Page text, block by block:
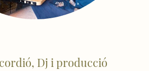
Dj i producció